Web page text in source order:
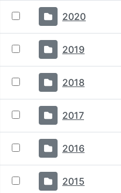
2020
2019
2018
2017
2016
2015